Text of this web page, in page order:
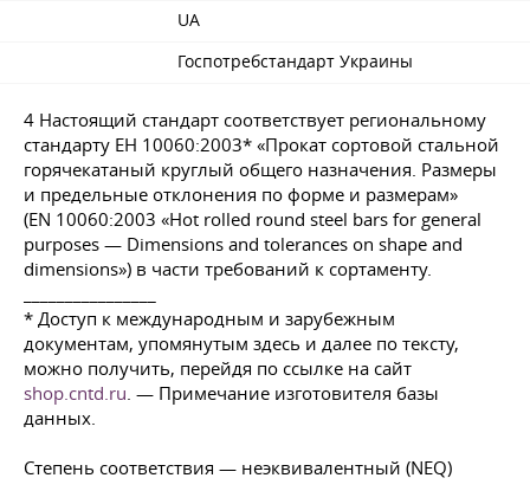
UA
Госпотребстандарт Украины
4 Настоящий стандарт соответствует региональному
стандарту ЕН 10060:2003* «Прокат сортовой стальной
горячекатаный круглый общего назначения. Размеры
и предельные отклонения по форме и размерам»
(EN 10060:2003 «Hot rolled round steel bars for general
purposes — Dimensions and tolerances on shape and
dimensions») в части требований к сортаменту.
* Доступ к международным и зарубежным
документам, упомянутым здесь и далее по тексту,
можно получить, перейдя по ссылке на сайт
shop.cntd.ru. — Примечание изготовителя базы
данных.
Степень соответствия — неэквивалентный (NEQ)